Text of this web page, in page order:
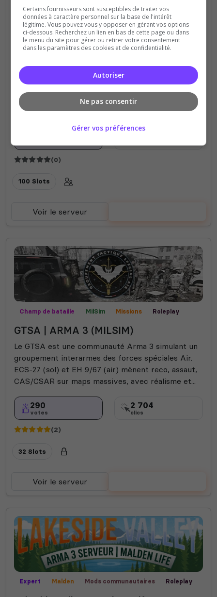
Konix LIfe Alits
🔥 KONIX LIFE – Serveur Altis Life 🔥 Bienvenue
sur Konix Life, un serveur Altis Life entièrement
revisité pour offrir une expérience de jeu moderne,
immersive et unique.
(0)
100 Slots
Voir le serveur
Champ de bataille MilSim Missions Roleplay
GTSA | ARMA 3 (MILSIM)
Le GTSA est une communauté Arma 3 simulant un
groupement interarmes des forces spéciales Air.
ECS-27 (sol) et EH 9/67 (air) mènent reco, assaut,
CAS/CSAR sur maps massives, avec réalisme et...
290
votes
2 704
clics
(2)
32 Slots
Voir le serveur
Expert Malden Mods communautaires Roleplay
Certains fournisseurs sont susceptibles de traiter vos
données à caractère personnel sur la base de l'intérêt
légitime. Vous pouvez vous y opposer en gérant vos options
ci-dessous. Recherchez un lien en bas de cette page ou dans
le menu du site pour gérer ou retirer votre consentement
dans les paramètres des cookies et de confidentialité.
Autoriser
Ne pas consentir
Gérer vos préférences